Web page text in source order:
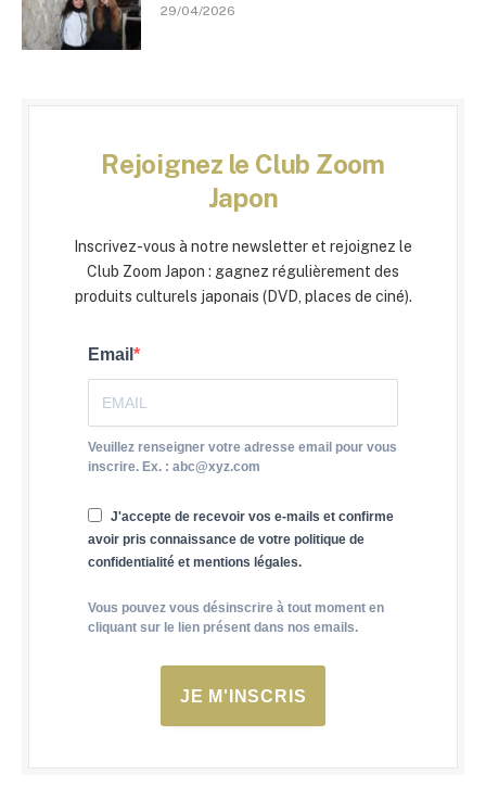
29/04/2026
Rejoignez le Club Zoom
Japon
Inscrivez-vous à notre newsletter et rejoignez le
Club Zoom Japon : gagnez régulièrement des
produits culturels japonais (DVD, places de ciné).
Email
Veuillez renseigner votre adresse email pour vous
inscrire. Ex. : abc@xyz.com
J'accepte de recevoir vos e-mails et confirme
avoir pris connaissance de votre politique de
confidentialité et mentions légales.
Vous pouvez vous désinscrire à tout moment en
cliquant sur le lien présent dans nos emails.
JE M'INSCRIS